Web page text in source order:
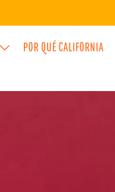
POR QUÉ CALIFORNIA